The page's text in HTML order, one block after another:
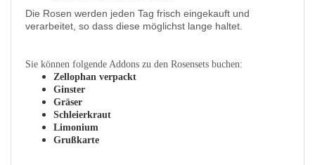
Die Rosen werden jeden Tag frisch eingekauft und
verarbeitet, so dass diese möglichst lange haltet.
Sie können folgende Addons zu den Rosensets buchen:
Zellophan verpackt
Ginster
Gräser
Schleierkraut
Limonium
Grußkarte